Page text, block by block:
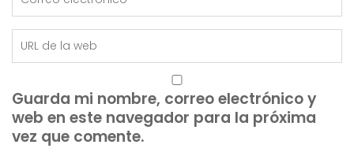
Guarda mi nombre, correo electrónico y
web en este navegador para la próxima
vez que comente.